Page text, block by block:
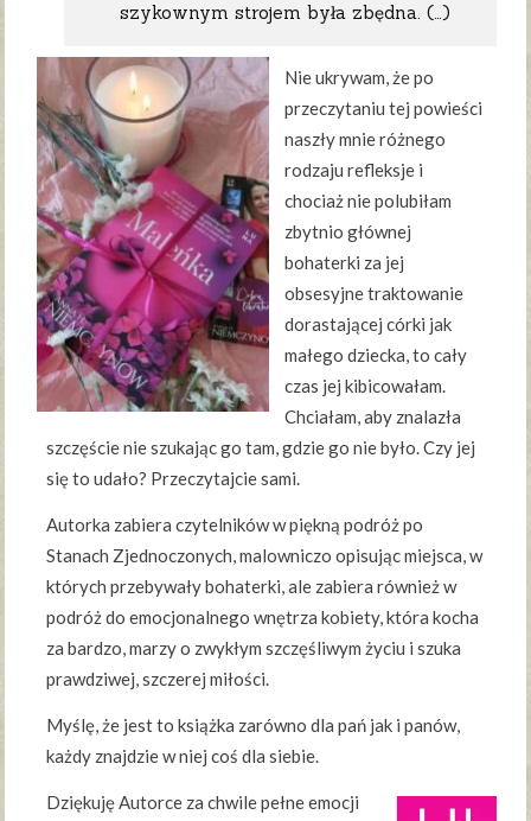
szykownym strojem była zbędna. (…)
Nie ukrywam, że po
przeczytaniu tej powieści
naszły mnie różnego
rodzaju refleksje i
chociaż nie polubiłam
zbytnio głównej
bohaterki za jej
obsesyjne traktowanie
dorastającej córki jak
małego dziecka, to cały
czas jej kibicowałam.
Chciałam, aby znalazła
szczęście nie szukając go tam, gdzie go nie było. Czy jej
się to udało? Przeczytajcie sami.
Autorka zabiera czytelników w piękną podróż po
Stanach Zjednoczonych, malowniczo opisując miejsca, w
których przebywały bohaterki, ale zabiera również w
podróż do emocjonalnego wnętrza kobiety, która kocha
za bardzo, marzy o zwykłym szczęśliwym życiu i szuka
prawdziwej, szczerej miłości.
Myślę, że jest to książka zarówno dla pań jak i panów,
każdy znajdzie w niej coś dla siebie.
Dziękuję Autorce za chwile pełne emocji